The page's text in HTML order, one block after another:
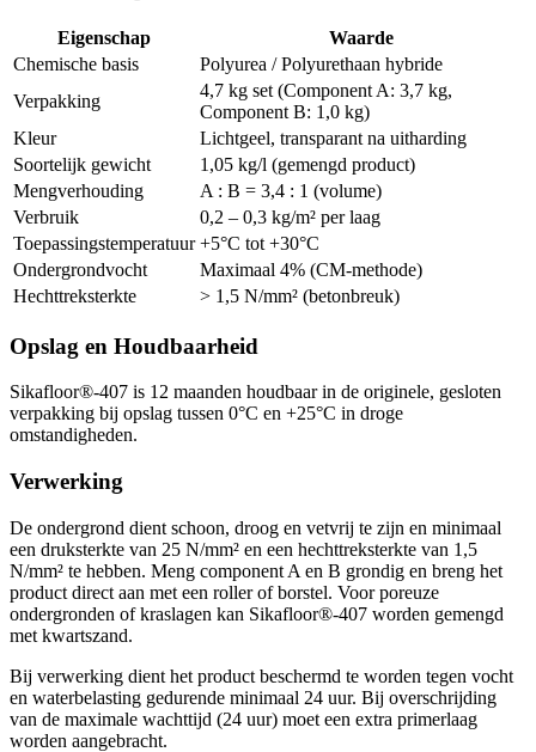
Eigenschap
Waarde
Chemische basis
Polyurea / Polyurethaan hybride
Verpakking
4,7 kg set (Component A: 3,7 kg,
Component B: 1,0 kg)
Kleur
Lichtgeel, transparant na uitharding
Soortelijk gewicht
1,05 kg/l (gemengd product)
Mengverhouding
A : B = 3,4 : 1 (volume)
Verbruik
0,2 – 0,3 kg/m² per laag
Toepassingstemperatuur +5°C tot +30°C
Ondergrondvocht
Maximaal 4% (CM-methode)
Hechttreksterkte
> 1,5 N/mm² (betonbreuk)
Opslag en Houdbaarheid
Sikafloor®-407 is 12 maanden houdbaar in de originele, gesloten
verpakking bij opslag tussen 0°C en +25°C in droge
omstandigheden.
Verwerking
De ondergrond dient schoon, droog en vetvrij te zijn en minimaal
een druksterkte van 25 N/mm² en een hechttreksterkte van 1,5
N/mm² te hebben. Meng component A en B grondig en breng het
product direct aan met een roller of borstel. Voor poreuze
ondergronden of kraslagen kan Sikafloor®-407 worden gemengd
met kwartszand.
Bij verwerking dient het product beschermd te worden tegen vocht
en waterbelasting gedurende minimaal 24 uur. Bij overschrijding
van de maximale wachttijd (24 uur) moet een extra primerlaag
worden aangebracht.